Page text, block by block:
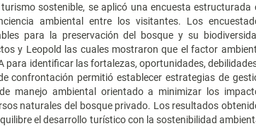
sostenible, se aplicó una encuesta estructurada
ambiental entre los visitantes. Los
para la preservación del bosque y su
y Leopold las cuales mostraron que el factor
para identificar las fortalezas, oportunidades,
confrontación permitió establecer estrategias de
manejo ambiental orientado a minimizar los
naturales del bosque privado. Los resultados
el desarrollo turístico con la sostenibilidad